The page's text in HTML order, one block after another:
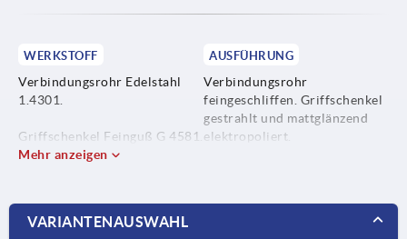
WERKSTOFF
Verbindungsrohr Edelstahl
1.4301.
Griffschenkel Feinguß G 4581.
Klemm- und Dichtungsring
AUSFÜHRUNG
Verbindungsrohr
feingeschliffen. Griffschenkel
gestrahlt und mattglänzend
elektropoliert.
Mehr anzeigen
VARIANTENAUSWAHL